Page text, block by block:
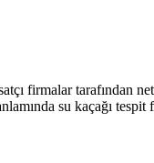
firmalar tarafından
su kaçağı tespit